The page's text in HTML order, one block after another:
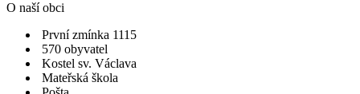
O naší obci
První zmínka 1115
570 obyvatel
Kostel sv. Václava
Mateřská škola